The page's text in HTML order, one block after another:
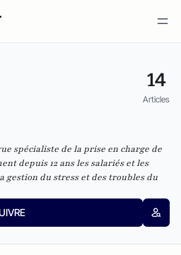
14
Articles
spécialiste de la prise en charge de
depuis 12 ans les salariés et les
gestion du stress et des troubles du